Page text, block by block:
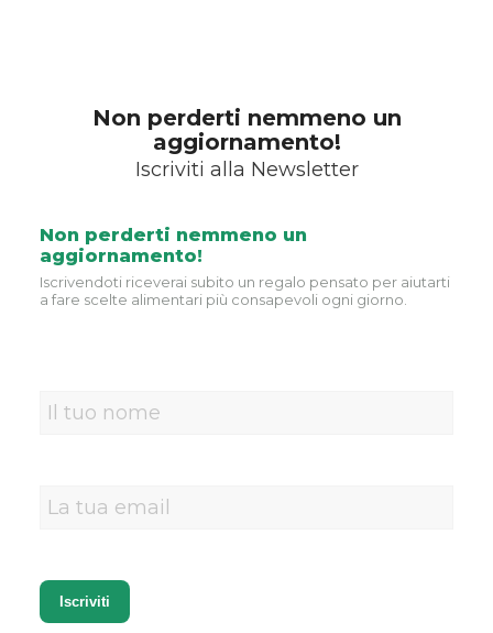
Non perderti nemmeno un
aggiornamento!
Iscriviti alla Newsletter
Non perderti nemmeno un
aggiornamento!
Iscrivendoti riceverai subito un regalo pensato per aiutarti
a fare scelte alimentari più consapevoli ogni giorno.